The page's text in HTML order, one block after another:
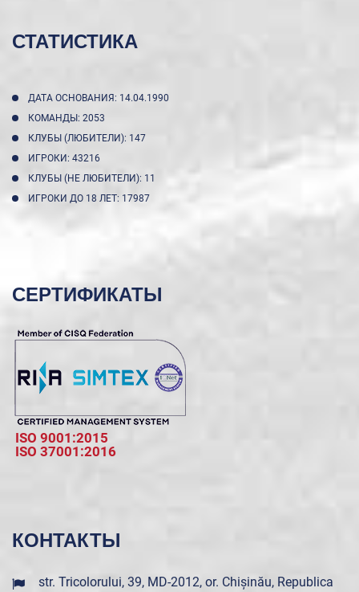
СТАТИСТИКА
ДАТА ОСНОВАНИЯ: 14.04.1990
КОМАНДЫ: 2053
КЛУБЫ (ЛЮБИТЕЛИ): 147
ИГРОКИ: 43216
КЛУБЫ (НЕ ЛЮБИТЕЛИ): 11
ИГРОКИ ДО 18 ЛЕТ: 17987
СЕРТИФИКАТЫ
ISO 9001:2015
ISO 37001:2016
КОНТАКТЫ
str. Tricolorului, 39, MD-2012, or. Chișinău, Republica